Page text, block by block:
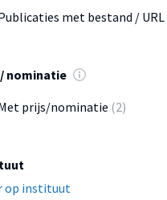
met bestand / URL
nominatie
prijs/nominatie (2)
op instituut